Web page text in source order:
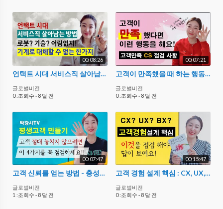
00:08:26
언택트 시대 서비스직 살아남는 법 - 평생고객을 만드는 휴먼터치
글로벌비전
0 :조회수 · 8 달 전
00:07:21
고객이 만족했을 때 하는 행동 3가지 : CS 점검 사항
글로벌비전
0 :조회수 · 8 달 전
00:07:47
고객 신뢰를 얻는 방법 - 충성고객, 평생고객 만들기
글로벌비전
1 :조회수 · 8 달 전
00:15:47
고객 경험 설계 핵심 : CX, UX, BX 개념과 우수 기업 사례
글로벌비전
0 :조회수 · 8 달 전